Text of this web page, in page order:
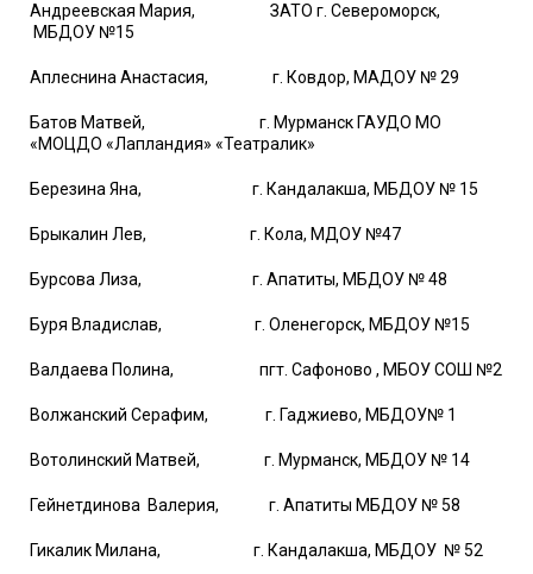
Андреевская Мария, ЗАТО г. Североморск,
МБДОУ №15
Аплеснина Анастасия, г. Ковдор, МАДОУ № 29
Батов Матвей, г. Мурманск ГАУДО МО
«МОЦДО «Лапландия» «Театралик»
Березина Яна, г. Кандалакша, МБДОУ № 15
Брыкалин Лев, г. Кола, МДОУ №47
Бурсова Лиза, г. Апатиты, МБДОУ № 48
Буря Владислав, г. Оленегорск, МБДОУ №15
Валдаева Полина, пгт. Сафоново , МБОУ СОШ №2
Волжанский Серафим, г. Гаджиево, МБДОУ№ 1
Вотолинский Матвей, г. Мурманск, МБДОУ № 14
Гейнетдинова Валерия, г. Апатиты МБДОУ № 58
Гикалик Милана, г. Кандалакша, МБДОУ № 52